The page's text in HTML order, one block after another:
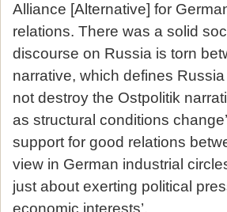
Alliance [Alternative] for
relations. There was a solid
discourse on Russia is torn
narrative, which defines
not destroy the Ostpolitik
as structural conditions
support for good relations
view in German industrial
just about exerting political